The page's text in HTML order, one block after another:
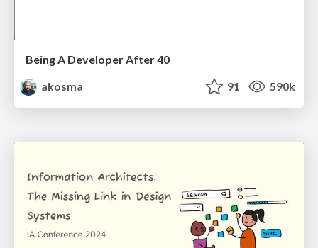
Being A Developer After 40
akosma
91 590k